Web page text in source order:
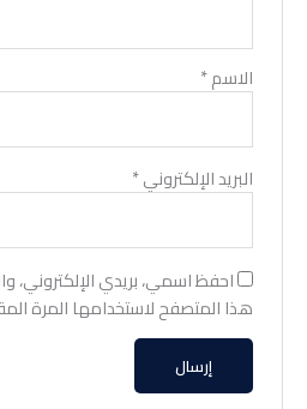
الاسم*
البريد الإلكتروني*
احفظ اسمي، بريدي الإلكتروني،
هذا المتصفح لاستخدامها المرة